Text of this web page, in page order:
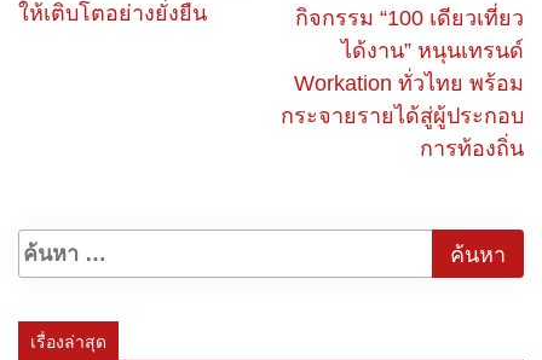
ให้เติบโตอย่างยั่งยืน
กิจกรรม “100 เดียวเที่ยว
ได้งาน” หนุนเทรนด์
Workation ทั่วไทย พร้อม
กระจายรายได้สู่ผู้ประกอบ
การท้องถิ่น
เรื่องล่าสุด